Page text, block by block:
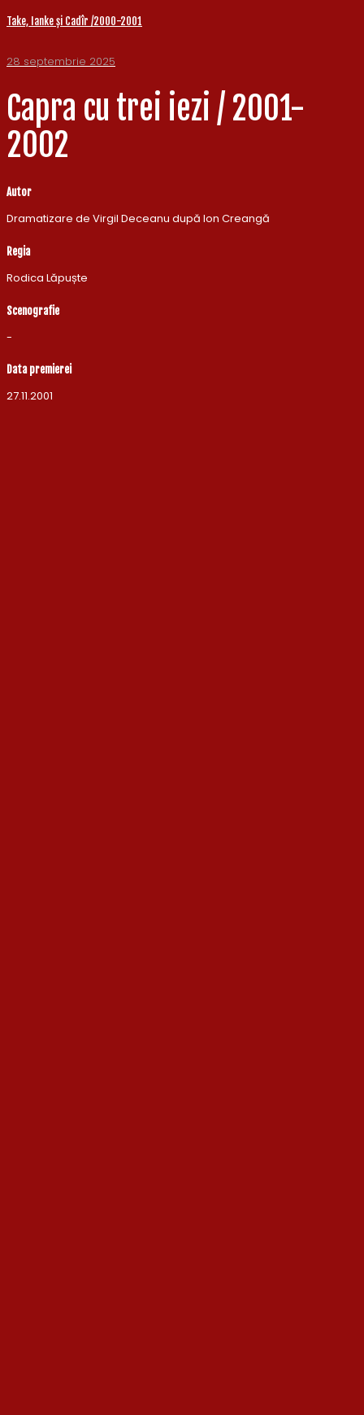
Take, Ianke și Cadîr /2000-2001
28 septembrie 2025
Capra cu trei iezi / 2001-
2002
Autor
Dramatizare de Virgil Deceanu după Ion Creangă
Regia
Rodica Lăpuște
Scenografie
-
Data premierei
27.11.2001